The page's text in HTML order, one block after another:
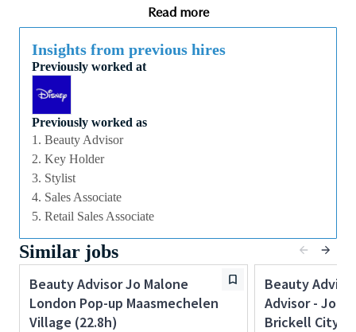
staat voor diversiteit, creativiteit en passie, biedt
The Estée Lauder Companies uitstekende training en
development opportuniteiten,
doorgroeimogelijkheden en competitieve secundaire
arbeidsvoorwaarden.
Ervaring in de verkoop, bij voorkeur in de sector
van cosmetica of luxegoederen.
In staat om op een gepersonaliseerde,
inspirerende en authentieke manier customer
service te bieden Bereid flexibel te werken
(avonden, weekends en feestdagen)
Ervaring met retail point-of-sale software
Read more
Insights from previous hires
Previously worked at
Previously worked as
1. Beauty Advisor
2. Key Holder
3. Stylist
4. Sales Associate
5. Retail Sales Associate
Similar jobs
Beauty Advisor Jo Malone
London Pop-up Maasmechelen
Village (22.8h)
Beauty
Advisor - Jo
Brickell City